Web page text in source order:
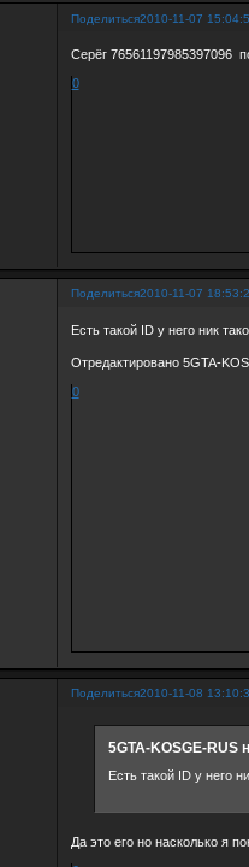
Поделиться2010-11-07
Серёг 76561197985397096
0
Поделиться2010-11-07
Есть такой ID у него ник
Отредактировано 5GTA-
0
Поделиться2010-11-08
5GTA-KOSGE-RUS
Есть такой ID у него
Да это его но насколько я